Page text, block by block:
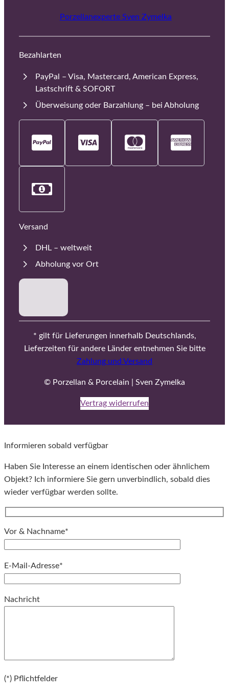
Porzellanexperte Sven Zymelka
Bezahlarten
PayPal – Visa, Mastercard, American Express,
Lastschrift & SOFORT
Überweisung oder Barzahlung – bei Abholung
Versand
DHL – weltweit
Abholung vor Ort
* gilt für Lieferungen innerhalb Deutschlands,
Lieferzeiten für andere Länder entnehmen Sie bitte
Zahlung und Versand
© Porzellan & Porcelain | Sven Zymelka
Vertrag widerrufen
Informieren sobald verfügbar
Haben Sie Interesse an einem identischen oder ähnlichem
Objekt? Ich informiere Sie gern unverbindlich, sobald dies
wieder verfügbar werden sollte.
Vor & Nachname*
E-Mail-Adresse*
Nachricht
(*) Pflichtfelder